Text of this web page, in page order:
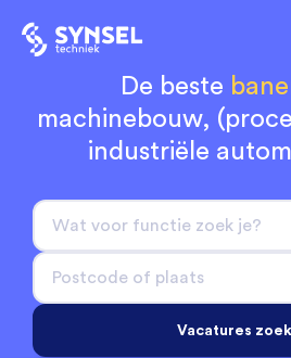
De beste
machinebouw,
industriële
Vacatures